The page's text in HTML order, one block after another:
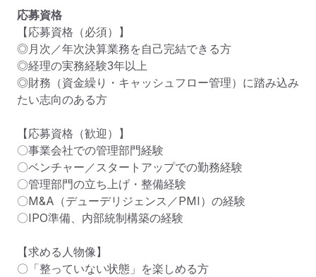
応募資格
【応募資格（必須）】
◎月次／年次決算業務を自己完結できる方
◎経理の実務経験3年以上
◎財務（資金繰り・キャッシュフロー管理）に踏み込み
たい志向のある方
【応募資格（歓迎）】
〇事業会社での管理部門経験
〇ベンチャー／スタートアップでの勤務経験
〇管理部門の立ち上げ・整備経験
〇M&A（デューデリジェンス／PMI）の経験
〇IPO準備、内部統制構築の経験
【求める人物像】
〇「整っていない状態」を楽しめる方